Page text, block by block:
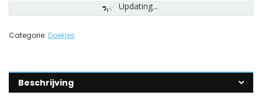
Updating...
Categorie: Doekjes
Beschrijving